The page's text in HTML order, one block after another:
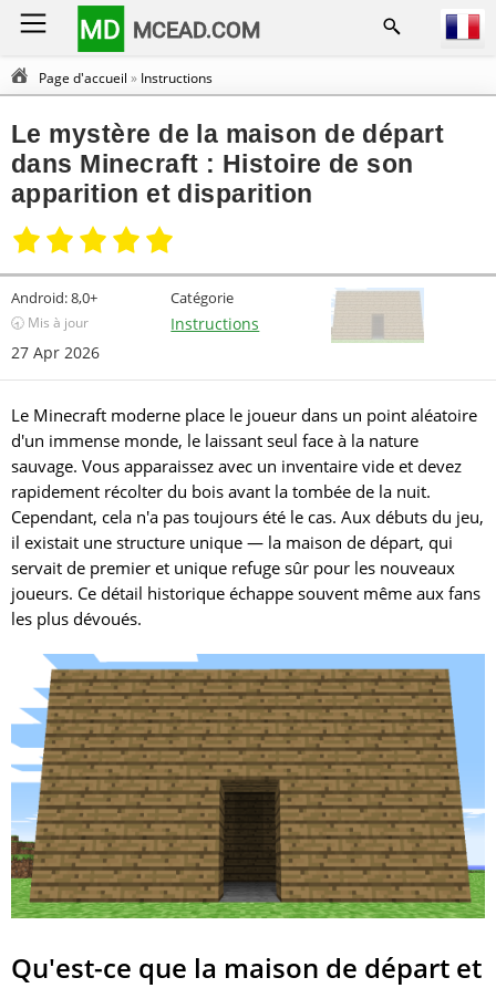
MD MCEAD.COM
Page d'accueil » Instructions
Le mystère de la maison de départ
dans Minecraft : Histoire de son
apparition et disparition
Android:8,0+
🕣 Mis à jour
27 Apr 2026
Catégorie
Instructions
Le Minecraft moderne place le joueur dans un point aléatoire
d'un immense monde, le laissant seul face à la nature
sauvage. Vous apparaissez avec un inventaire vide et devez
rapidement récolter du bois avant la tombée de la nuit.
Cependant, cela n'a pas toujours été le cas. Aux débuts du jeu,
il existait une structure unique — la maison de départ, qui
servait de premier et unique refuge sûr pour les nouveaux
joueurs. Ce détail historique échappe souvent même aux fans
les plus dévoués.
Qu'est-ce que la maison de départ et